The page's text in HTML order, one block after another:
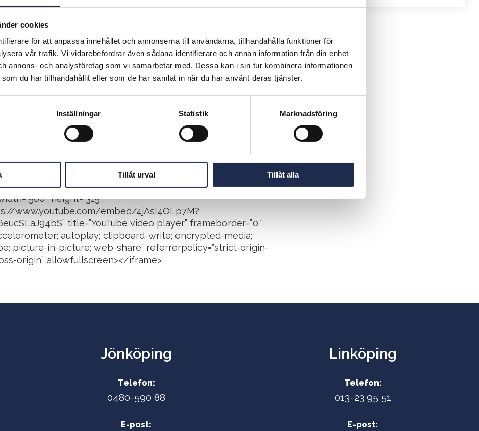
cookies
för att anpassa innehållet och annonserna till användarna, tillhandahålla funktioner för
vår trafik. Vi vidarebefordrar även sådana identifierare och annan information från din enhet
annons- och analysföretag som vi samarbetar med. Dessa kan i sin tur kombinera informationen
du har tillhandahållit eller som de har samlat in när du har använt deras tjänster.
Inställningar Statistik Marknadsföring
Tillåt urval Tillåt alla
förvaltning bygger på proaktivt arbete, tydliga rutiner och
uppstår, skapar ordning och reda i alla system och säkerställer
bibehåller sin tekniska och ekonomiska status på både
sikt.
underhåll och underhållsplaner
och upphandling
och besiktningar
underhåll och akuta åtgärder
height=”315″
www.youtube.com/embed/4jAsI4OLp7M?
title=”YouTube video player” frameborder=”0″
autoplay; clipboard-write; encrypted-media;
picture-in-picture; web-share” referrerpolicy=”strict-origin-
origin” allowfullscreen></iframe>
Jönköping
Telefon:
0480-590 88
E-post:
Linköping
Telefon:
013-23 95 51
E-post: